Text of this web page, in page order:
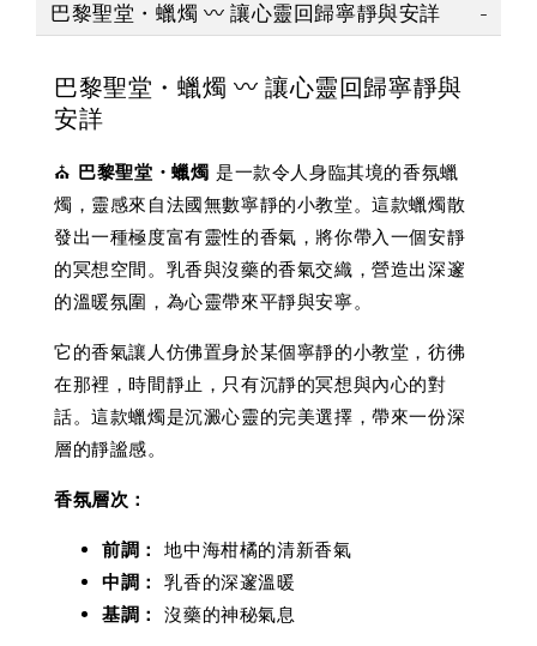
巴黎聖堂・蠟燭 〰️ 讓心靈回歸寧靜與安詳
巴黎聖堂・蠟燭 〰️ 讓心靈回歸寧靜與
安詳
⛪ 巴黎聖堂・蠟燭是一款令人身臨其境的香氛蠟
燭，靈感來自法國無數寧靜的小教堂。這款蠟燭散
發出一種極度富有靈性的香氣，將你帶入一個安靜
的冥想空間。乳香與沒藥的香氣交織，營造出深邃
的溫暖氛圍，為心靈帶來平靜與安寧。
它的香氣讓人仿佛置身於某個寧靜的小教堂，彷彿
在那裡，時間靜止，只有沉靜的冥想與內心的對
話。這款蠟燭是沉澱心靈的完美選擇，帶來一份深
層的靜謐感。
香氛層次：
前調：
地中海柑橘的清新香氣
中調：
乳香的深邃溫暖
基調：
沒藥的神秘氣息